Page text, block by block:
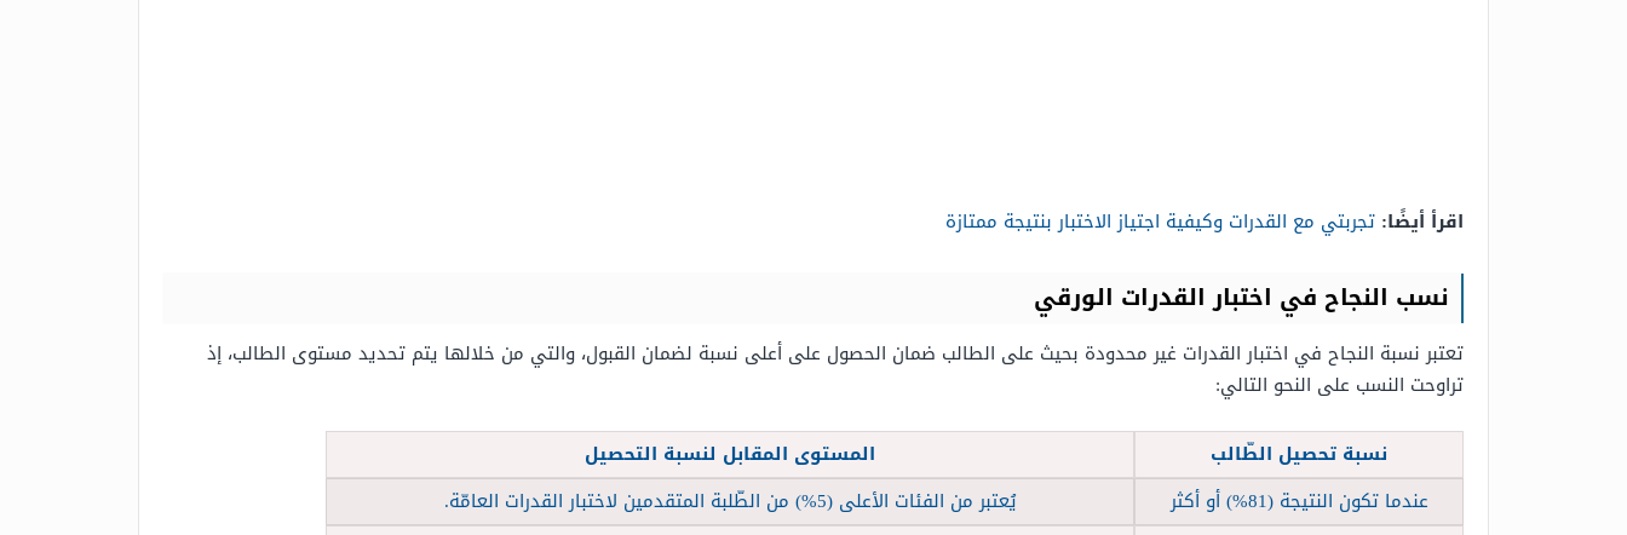
اقرأ أيضًا: تجربتي مع القدرات وكيفية اجتياز الاختبار بنتيجة ممتازة
نسب النجاح في اختبار القدرات الورقي
تعتبر نسبة النجاح في اختبار القدرات غير محدودة بحيث على الطالب ضمان الحصول على أعلى نسبة لضمان القبول، والتي من خلالها يتم تحديد مستوى الطالب، إذ
تراوحت النسب على النحو التالي:
نسبة تحصيل الطّالب
المستوى المقابل لنسبة التحصيل
عندما تكون النتيجة (81%) أو أكثر
يُعتبر من الفئات الأعلى (5%) من الطّلبة المتقدمين لاختبار القدرات العامّة.